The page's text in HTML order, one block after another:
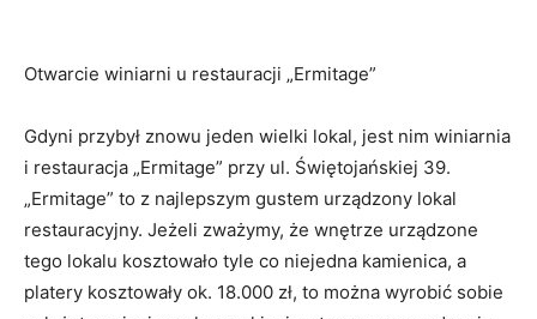
Otwarcie winiarni u restauracji „Ermitage”
Gdyni przybył znowu jeden wielki lokal, jest nim winiarnia
i restauracja „Ermitage” przy ul. Świętojańskiej 39.
„Ermitage” to z najlepszym gustem urządzony lokal
restauracyjny. Jeżeli zważymy, że wnętrze urządzone
tego lokalu kosztowało tyle co niejedna kamienica, a
platery kosztowały ok. 18.000 zł, to można wyrobić sobie